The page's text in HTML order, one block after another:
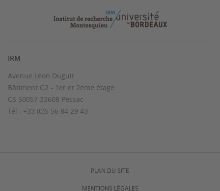
IRM
Avenue Léon Duguit
Bâtiment G2 - 1er et 2ème étage
CS 50057 33608 Pessac
Tél : +33 (0)5 56 84 29 43
PLAN DU SITE
MENTIONS LÉGALES